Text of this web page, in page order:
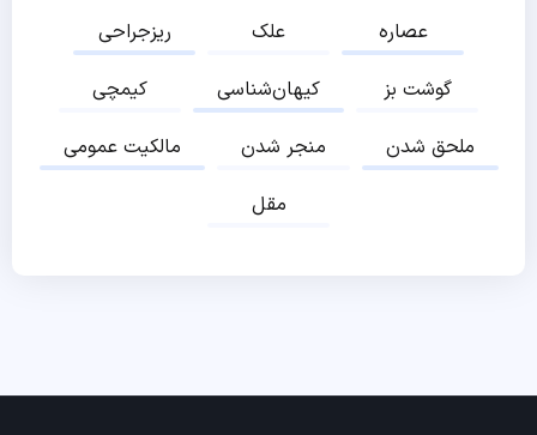
ریزجراحی
علک
عصاره
کیمچی
کیهان‌شناسی
گوشت بز
مالکیت عمومی
منجر شدن
ملحق شدن
مقل